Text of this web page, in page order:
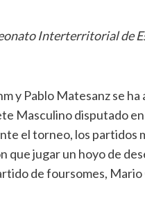
Interterritorial de
y Pablo Matesanz se
Masculino disputado
el torneo, los partidos
jugar un hoyo de
de foursomes, Mario